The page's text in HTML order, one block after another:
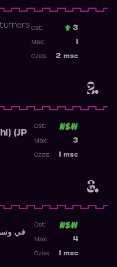
2.
Ost.: 3
Max:
2 msc
Czas:
3.
(JP
Ost:
3
Max:
msc
Czas:
Ost:
4
Max:
msc
Czas: